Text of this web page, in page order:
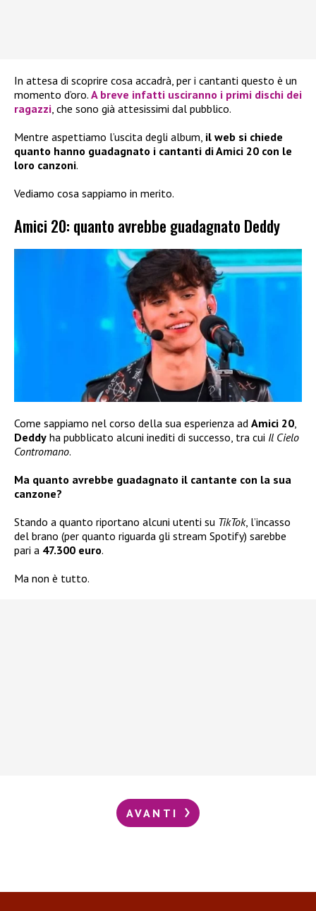
In attesa di scoprire cosa accadrà, per i cantanti questo è un
momento d’oro. A breve infatti usciranno i primi dischi dei
ragazzi, che sono già attesissimi dal pubblico.
Mentre aspettiamo l’uscita degli album, il web si chiede
quanto hanno guadagnato i cantanti di Amici 20 con le
loro canzoni.
Vediamo cosa sappiamo in merito.
Amici 20: quanto avrebbe guadagnato Deddy
Come sappiamo nel corso della sua esperienza ad Amici 20
Deddy ha pubblicato alcuni inediti di successo, tra cui Il Cielo
Contromano.
Ma quanto avrebbe guadagnato il cantante con la sua
canzone?
Stando a quanto riportano alcuni utenti su TikTok, l’incasso
del brano (per quanto riguarda gli stream Spotify) sarebbe
pari a 47.300 euro.
Ma non è tutto.
AVANTI